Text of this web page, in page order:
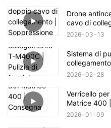
Drone
cavo di
in edifici fino
2026 03 13
Sistema di
continue in
2026 02 28
Verricello
Matrice 400
utile di 5 kg e
2026 01 09